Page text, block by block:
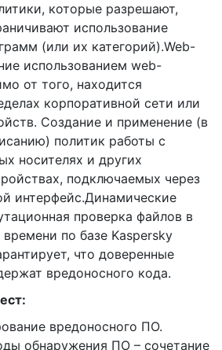
которые разрешают,
использование
(или их категорий).Web-
использованием web-
от того, находится
корпоративной сети или
Создание и применение (в
политик работы с
носителях и других
подключаемых через
интерфейс.Динамические
проверка файлов в
по базе Kaspersky
что доверенные
вредоносного кода.
вредоносного ПО.
обнаружения ПО – сочетание